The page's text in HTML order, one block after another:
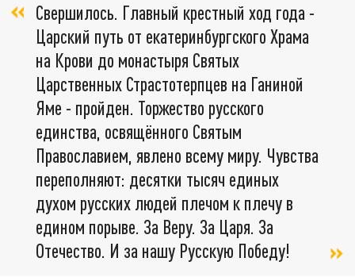
Свершилось. Главный крестный ход года -
Царский путь от екатеринбургского Храма
на Крови до монастыря Святых
Царственных Страстотерпцев на Ганиной
Яме - пройден. Торжество русского
единства, освящённого Святым
Православием, явлено всему миру. Чувства
переполняют: десятки тысяч единых
духом русских людей плечом к плечу в
едином порыве. За Веру. За Царя. За
Отечество. И за нашу Русскую Победу! ­